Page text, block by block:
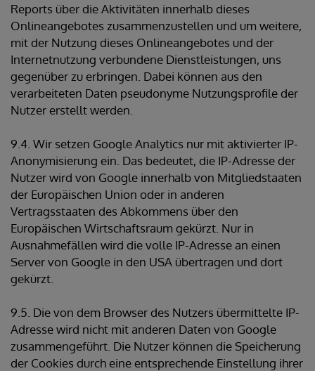
Reports über die Aktivitäten innerhalb dieses
Onlineangebotes zusammenzustellen und um weitere,
mit der Nutzung dieses Onlineangebotes und der
Internetnutzung verbundene Dienstleistungen, uns
gegenüber zu erbringen. Dabei können aus den
verarbeiteten Daten pseudonyme Nutzungsprofile der
Nutzer erstellt werden.
9.4. Wir setzen Google Analytics nur mit aktivierter IP-
Anonymisierung ein. Das bedeutet, die IP-Adresse der
Nutzer wird von Google innerhalb von Mitgliedstaaten
der Europäischen Union oder in anderen
Vertragsstaaten des Abkommens über den
Europäischen Wirtschaftsraum gekürzt. Nur in
Ausnahmefällen wird die volle IP-Adresse an einen
Server von Google in den USA übertragen und dort
gekürzt.
9.5. Die von dem Browser des Nutzers übermittelte IP-
Adresse wird nicht mit anderen Daten von Google
zusammengeführt. Die Nutzer können die Speicherung
der Cookies durch eine entsprechende Einstellung ihrer